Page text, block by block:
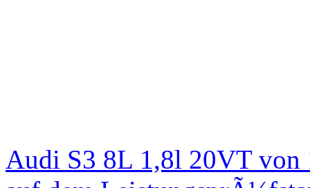
Audi S3 8L 1,8l 20VT von